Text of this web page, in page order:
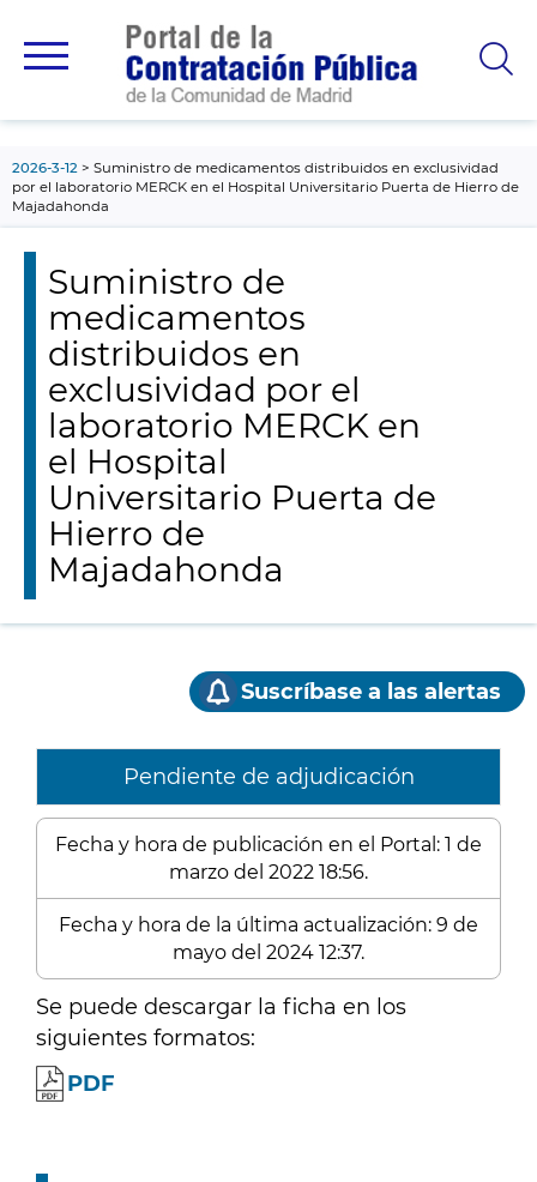
principal
2026-3-12
Suministro de medicamentos distribuidos en exclusividad
por el laboratorio MERCK en el Hospital Universitario Puerta de Hierro de
Majadahonda
Suministro de
medicamentos
distribuidos en
exclusividad por el
laboratorio MERCK en
el Hospital
Universitario Puerta de
Hierro de
Majadahonda
Suscríbase a las alertas
Pendiente de adjudicación
Fecha y hora de publicación en el Portal: 1 de
marzo del 2022 18:56.
Fecha y hora de la última actualización: 9 de
mayo del 2024 12:37.
Se puede descargar la ficha en los
siguientes formatos:
PDF